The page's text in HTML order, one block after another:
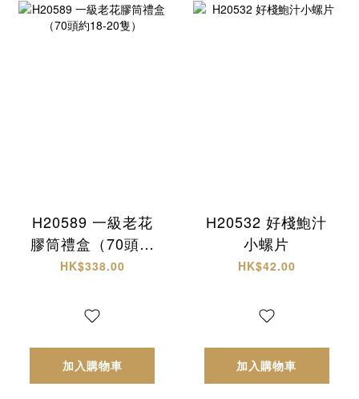
H20589 一級老花
膠筒禮盒（70頭約
18-20隻）
HK$338.00
加入購物車
H20532 好棧鮑汁
小螺片
HK$42.00
加入購物車